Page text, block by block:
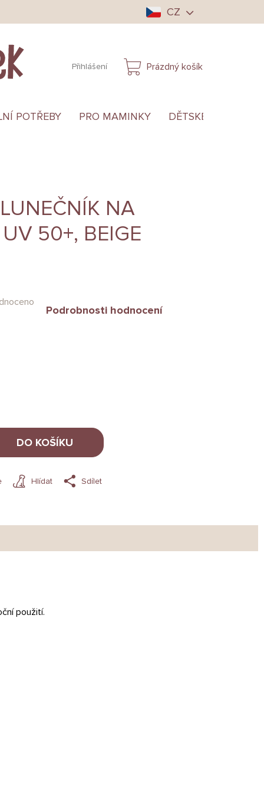
CZ
Přihlášení
NÁKUPNÍ
Prázdný košík
POTŘEBY PRO MAMINKY DĚTSKÉ OBLEČENÍ
NA
50+, BEIGE
Podrobnosti hodnocení
DO KOŠÍKU
Hlídat Sdílet
použití.